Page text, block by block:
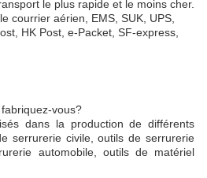
le plus rapide et le moins cher.
courrier aérien, EMS, SUK, UPS,
HK Post, e-Packet, SF-express,
vous?
dans la production de différents
serrurerie civile, outils de serrurerie
automobile, outils de matériel